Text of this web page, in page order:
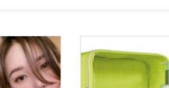
gội, xả, trang bị cả
mà vẫn chưa cải